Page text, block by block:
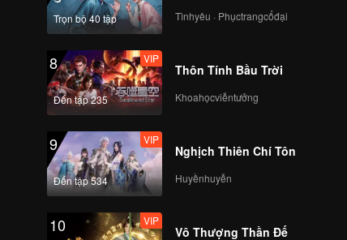
Trọn bộ 40 tập Tìnhyêu · Phụctrangcổđại
8
Đến tập 235
VIP
Thôn Tính Bầu Trời
Khoahọcviễntưởng
9
Đến tập 534
VIP
Nghịch Thiên Chí Tôn
Huyềnhuyễn
10 VIP
Vô Thượng Thần Đế